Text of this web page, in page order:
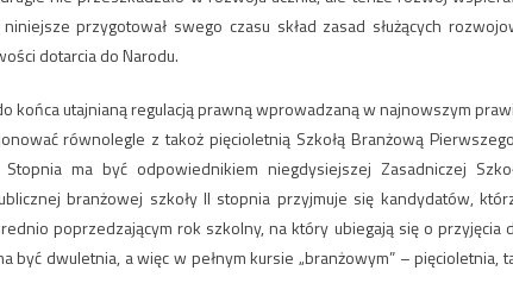
przygotował swego czasu skład zasad służących
dotarcia do Narodu.
końca utajnianą regulacją prawną wprowadzaną w najnowszym
równolegle z takoż pięcioletnią Szkołą Branżową
ma być odpowiednikiem niegdysiejszej Zasadniczej
branżowej szkoły II stopnia przyjmuje się kandydatów,
poprzedzającym rok szkolny, na który ubiegają się o przyjęcia
być dwuletnia, a więc w pełnym kursie „branżowym” – pięcioletnia,